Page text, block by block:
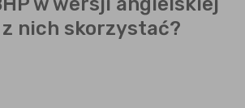
nich skorzystać?